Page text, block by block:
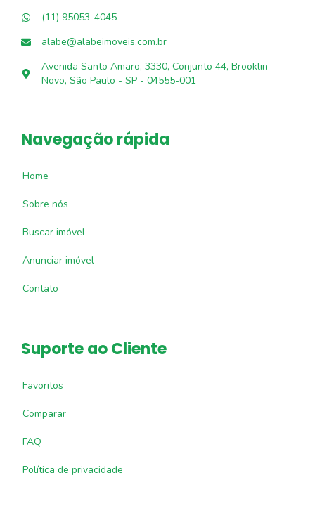
(11) 95053-4045
alabe@alabeimoveis.com.br
Avenida Santo Amaro, 3330, Conjunto 44, Brooklin
Novo, São Paulo - SP - 04555-001
Navegação rápida
Home
Sobre nós
Buscar imóvel
Anunciar imóvel
Contato
Suporte ao Cliente
Favoritos
Comparar
FAQ
Política de privacidade